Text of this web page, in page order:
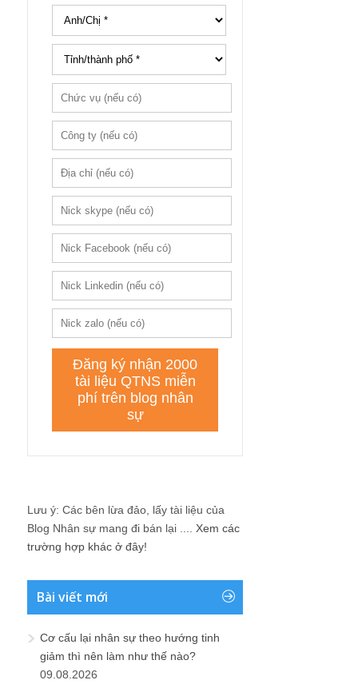
Lưu ý: Các bên lừa đảo, lấy tài liệu của
Blog Nhân sự mang đi bán lại .... Xem các
trường hợp khác ở đây!
Bài viết mới
Cơ cấu lại nhân sự theo hướng tinh
giảm thì nên làm như thế nào?
09.08.2026